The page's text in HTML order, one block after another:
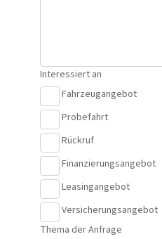
Interessiert an
Fahrzeugangebot
Probefahrt
Rückruf
Finanzierungsangebot
Leasingangebot
Versicherungsangebot
Thema der Anfrage